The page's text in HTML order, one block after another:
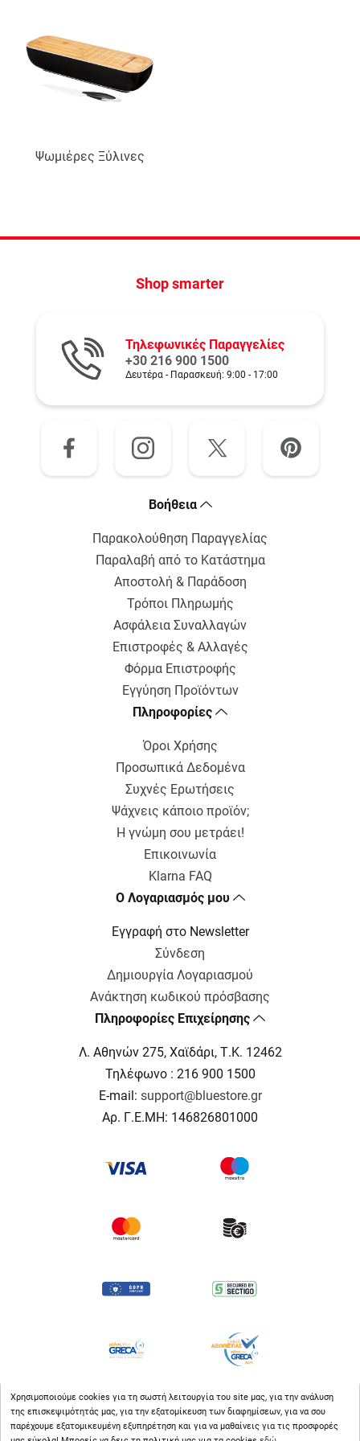
Ψωμιέρες Ξύλινες
Shop smarter
Bοήθεια
Παρακολούθηση Παραγγελίας
Παραλαβή από το Κατάστημα
Αποστολή & Παράδοση
Τρόποι Πληρωμής
Ασφάλεια Συναλλαγών
Επιστροφές & Αλλαγές
Φόρμα Επιστροφής
Εγγύηση Προϊόντων
Πληροφορίες
Όροι Χρήσης
Προσωπικά Δεδομένα
Συχνές Ερωτήσεις
Ψάχνεις κάποιο προϊόν;
Η γνώμη σου μετράει!
Επικοινωνία
Klarna FAQ
Ο Λογαριασμός μου
Εγγραφή στο Newsletter
Σύνδεση
Δημιουργία Λογαριασμού
Ανάκτηση κωδικού πρόσβασης
Πληροφορίες Επιχείρησης
Λ. Αθηνών 275, Χαϊδάρι, Τ.Κ. 12462
Τηλέφωνο : 216 900 1500
E-mail: support@bluestore.gr
Αρ. Γ.Ε.ΜΗ: 146826801000
Τηλεφωνικές Παραγγελίες
+30 216 900 1500
Δευτέρα - Παρασκευή: 9:00 - 17:00
Χρησιμοποιούμε cookies για τη σωστή λειτουργία του site μας, για την ανάλυση
της επισκεψιμότητάς μας, για την εξατομίκευση των διαφημίσεων, για να σου
παρέχουμε εξατομικευμένη εξυπηρέτηση και για να μαθαίνεις για τις προσφορές